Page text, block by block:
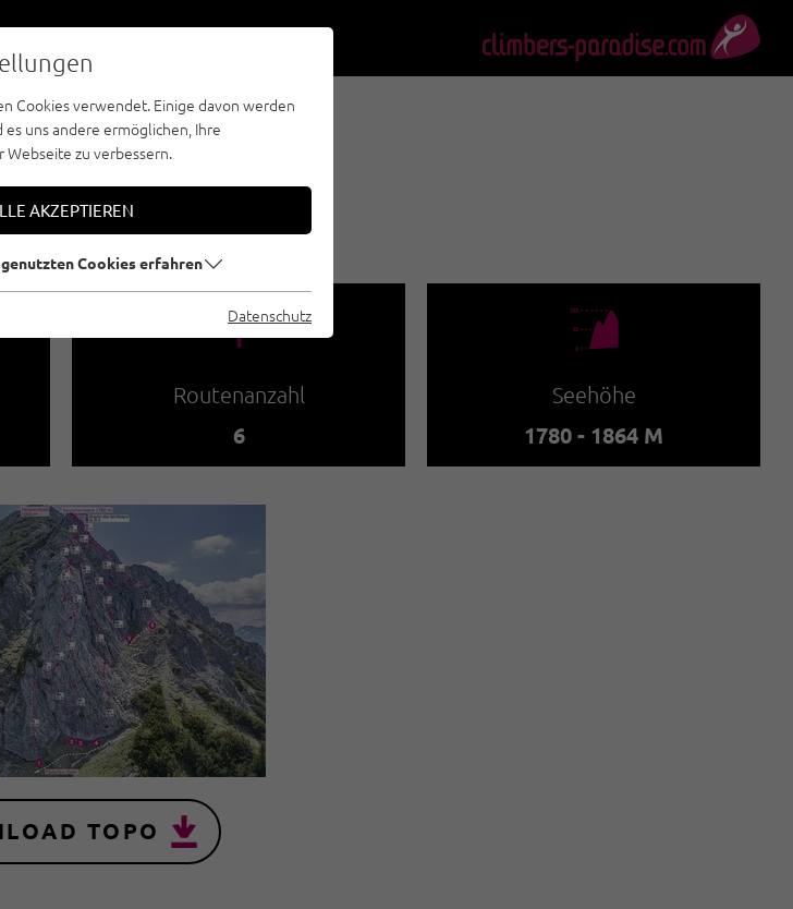
🍫
Routenanzahl
6
🞱
Seehöhe
1780 - 1864 M
TOPO
Cookies verwendet. Einige davon werden
uns andere ermöglichen, Ihre
zu verbessern.
AKZEPTIEREN
Cookies erfahren
Datenschutz